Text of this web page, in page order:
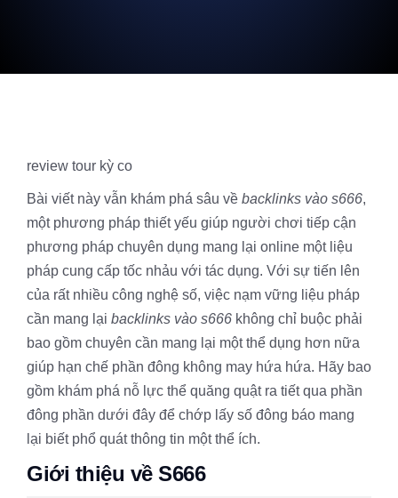
review tour kỳ co
Bài viết này vẫn khám phá sâu về backlinks vào s666,
một phương pháp thiết yếu giúp người chơi tiếp cận
phương pháp chuyên dụng mang lại online một liệu
pháp cung cấp tốc nhảu với tác dụng. Với sự tiến lên
của rất nhiều công nghệ số, việc nạm vững liệu pháp
cần mang lại backlinks vào s666 không chỉ buộc phải
bao gồm chuyên cần mang lại một thể dụng hơn nữa
giúp hạn chế phần đông không may hứa hứa. Hãy bao
gồm khám phá nỗ lực thể quăng quật ra tiết qua phần
đông phần dưới đây để chớp lấy số đông báo mang
lại biết phổ quát thông tin một thể ích.
Giới thiệu về S666